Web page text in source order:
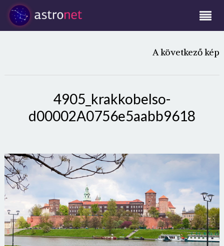
A következő kép
4905_krakkobelso-
d00002A0756e5aabb9618